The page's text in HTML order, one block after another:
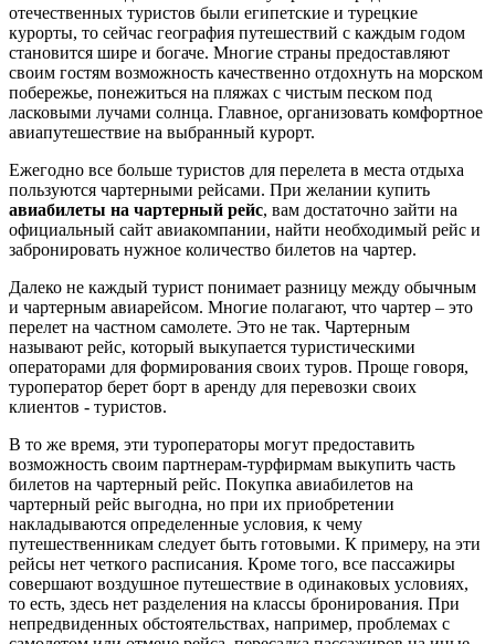
отечественных туристов были египетские и турецкие
курорты, то сейчас география путешествий с каждым годом
становится шире и богаче. Многие страны предоставляют
своим гостям возможность качественно отдохнуть на морском
побережье, понежиться на пляжах с чистым песком под
ласковыми лучами солнца. Главное, организовать комфортное
авиапутешествие на выбранный курорт.
Ежегодно все больше туристов для перелета в места отдыха
пользуются чартерными рейсами. При желании купить
авиабилеты на чартерный рейс, вам достаточно зайти на
официальный сайт авиакомпании, найти необходимый рейс и
забронировать нужное количество билетов на чартер.
Далеко не каждый турист понимает разницу между обычным
и чартерным авиарейсом. Многие полагают, что чартер – это
перелет на частном самолете. Это не так. Чартерным
называют рейс, который выкупается туристическими
операторами для формирования своих туров. Проще говоря,
туроператор берет борт в аренду для перевозки своих
клиентов - туристов.
В то же время, эти туроператоры могут предоставить
возможность своим партнерам-турфирмам выкупить часть
билетов на чартерный рейс. Покупка авиабилетов на
чартерный рейс выгодна, но при их приобретении
накладываются определенные условия, к чему
путешественникам следует быть готовыми. К примеру, на эти
рейсы нет четкого расписания. Кроме того, все пассажиры
совершают воздушное путешествие в одинаковых условиях,
то есть, здесь нет разделения на классы бронирования. При
непредвиденных обстоятельствах, например, проблемах с